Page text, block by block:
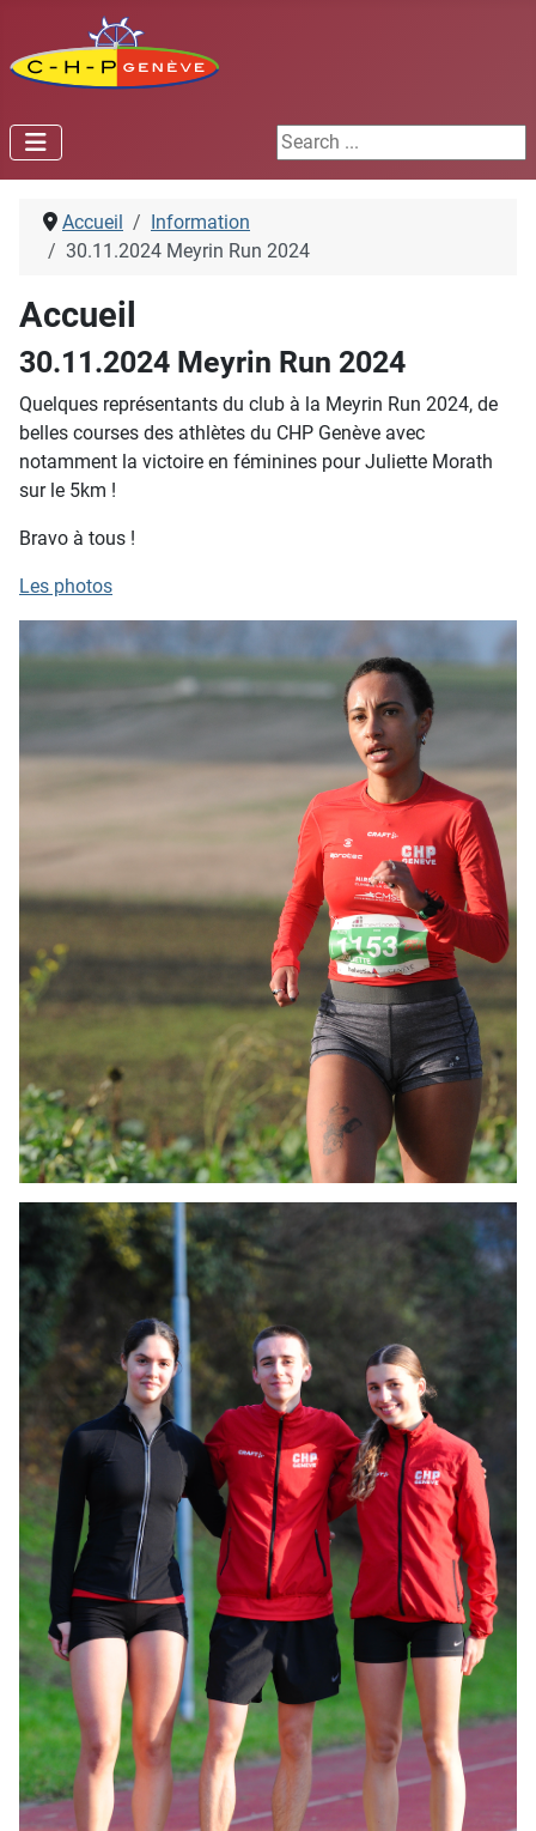
Search ...
Accueil
Information
30.11.2024 Meyrin Run 2024
Accueil
30.11.2024 Meyrin Run 2024
Quelques représentants du club à la Meyrin Run 2024, de
belles courses des athlètes du CHP Genève avec
notamment la victoire en féminines pour Juliette Morath
sur le 5km !
Bravo à tous !
Les photos